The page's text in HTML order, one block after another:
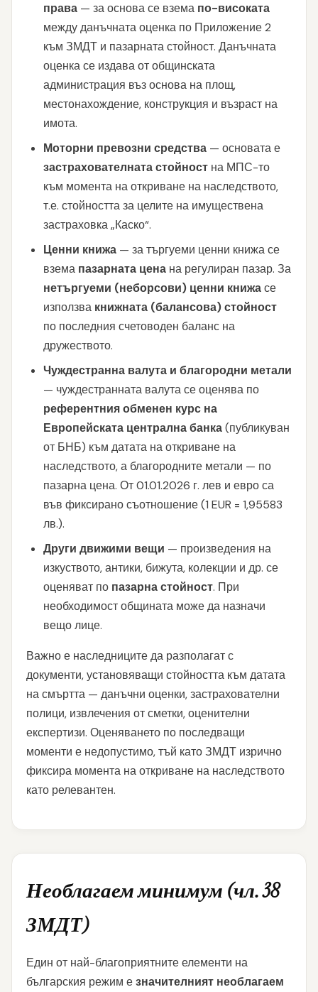
права — за основа се взема по-високата
между данъчната оценка по Приложение 2
към ЗМДТ и пазарната стойност. Данъчната
оценка се издава от общинската
администрация въз основа на площ,
местонахождение, конструкция и възраст на
имота.
Моторни превозни средства — основата е
застрахователната стойност на МПС-то
към момента на откриване на наследството,
т.е. стойността за целите на имуществена
застраховка „Каско“.
Ценни книжа — за търгуеми ценни книжа се
взема пазарната цена на регулиран пазар. За
нетъргуеми (неборсови) ценни книжасе
използва книжната (балансова) стойност
по последния счетоводен баланс на
дружеството.
Чуждестранна валута и благородни метали
— чуждестранната валута се оценява по
референтния обменен курс на
Европейската централна банка(публикуван
от БНБ) към датата на откриване на
наследството, а благородните метали — по
пазарна цена. От 01.01.2026 г. лев и евро са
във фиксирано съотношение (1 EUR = 1,95583
лв.).
Други движими вещи — произведения на
изкуството, антики, бижута, колекции и др. се
оценяват по пазарна стойност. При
необходимост общината може да назначи
вещо лице.
Важно е наследниците да разполагат с
документи, установяващи стойността към датата
на смъртта — данъчни оценки, застрахователни
полици, извлечения от сметки, оценителни
експертизи. Оценяването по последващи
моменти е недопустимо, тъй като ЗМДТ изрично
фиксира момента на откриване на наследството
като релевантен.
Необлагаем минимум (чл. 38
ЗМДТ)
Един от най-благоприятните елементи на
българския режим езначителният необлагаем